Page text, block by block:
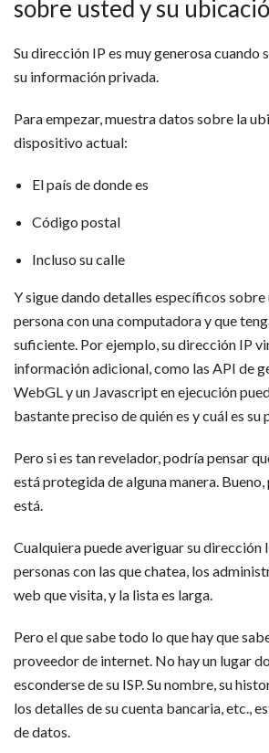
sobre usted y su
Su dirección IP es muy generosa cuando
su información privada.
Para empezar, muestra datos sobre la
dispositivo actual:
El país de donde es
Código postal
Incluso su calle
Y sigue dando detalles específicos
persona con una computadora y que
suficiente. Por ejemplo, su dirección IP
información adicional, como las API de
WebGL y un Javascript en ejecución
bastante preciso de quién es y cuál es
Pero si es tan revelador, podría pensar
está protegida de alguna manera.
está.
Cualquiera puede averiguar su dirección
personas con las que chatea, los
web que visita, y la lista es larga.
Pero el que sabe todo lo que hay que
proveedor de internet. No hay un lugar
esconderse de su ISP. Su nombre, su
los detalles de su cuenta bancaria, etc.,
de datos.